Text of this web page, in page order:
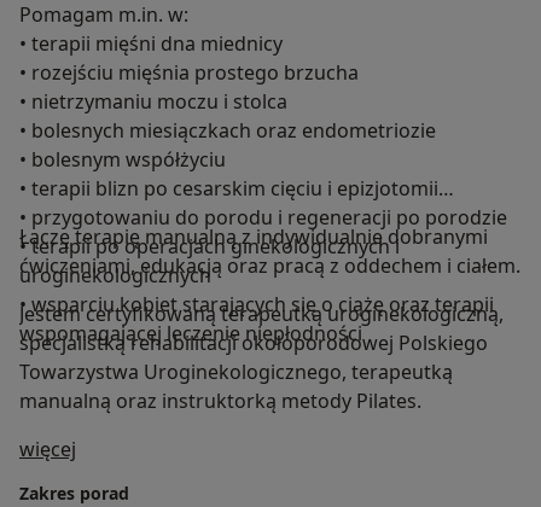
Pomagam m.in. w:
• terapii mięśni dna miednicy
• rozejściu mięśnia prostego brzucha
• nietrzymaniu moczu i stolca
• bolesnych miesiączkach oraz endometriozie
• bolesnym współżyciu
• terapii blizn po cesarskim cięciu i epizjotomii
• przygotowaniu do porodu i regeneracji po porodzie
• terapii po operacjach ginekologicznych i
uroginekologicznych
• wsparciu kobiet starających się o ciążę oraz terapii
wspomagającej leczenie niepłodności
Łączę terapię manualną z indywidualnie dobranymi
ćwiczeniami, edukacją oraz pracą z oddechem i ciałem.
Jestem certyfikowaną terapeutką uroginekologiczną,
specjalistką rehabilitacji okołoporodowej Polskiego
Towarzystwa Uroginekologicznego, terapeutką
manualną oraz instruktorką metody Pilates.
więcej
Zakres porad